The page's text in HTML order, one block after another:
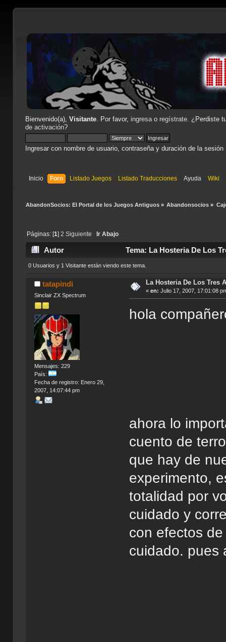
Bienvenido(a), Visitante. Por favor, ingresao regístrate. ¿Perdiste
de activación?
Ingresar con nombre de usuario, contraseña y duración de la sesión
Inicio Foro Listado Juegos Listado Traducciones Ayuda Wiki
AbandonSocios: El Portal de los Juegos Antiguos» Abandonsocios »
Páginas: [1] 2 Siguiente Ir Abajo
Autor Tema: La Hosteria De Los
0 Usuarios y 1 Visitante están viendo este tema.
tatapindi
Sinclair ZX Spectrum
Mensajes: 229
País:
Fecha de registro: Enero 29,
2007, 14:07:44 pm
La Hosteria De Los Tres
« en: Julio 17, 2007, 17:01:08
hola
ahora lo
cuento de
que hay de
experimento,
totalidad por
cuidado y
con efectos
cuidado. pues